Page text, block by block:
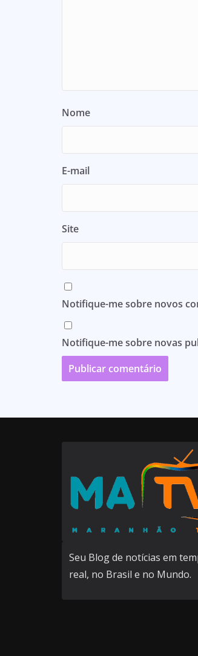
Nome
E-mail
Site
Notifique-me sobre novos
Notifique-me sobre novas
Seu Blog de notícias em
real, no Brasil e no Mundo.